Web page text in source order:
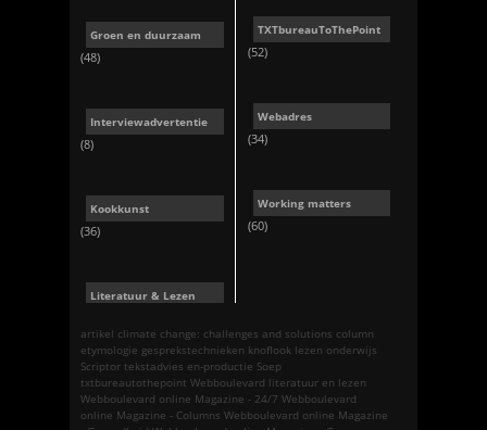
Groen en duurzaam
(48)
Interviewadvertentie
(8)
Kookkunst
(36)
Literatuur & Lezen
TXTbureauToThePoint
(52)
Webadres
(34)
Working matters
(60)
artikel climate change: challenges and solutions column
etymologie gesprekstechnieken knoflook lezen onderwijs
Scriptor tekstadvies en-productie Soep
txtbureautothepoint Webboulevard literatuur en lezen
Webboulevard online Magazine - 24/7 Webboulevard
online Magazine - Columns Webboulevard online Magazine